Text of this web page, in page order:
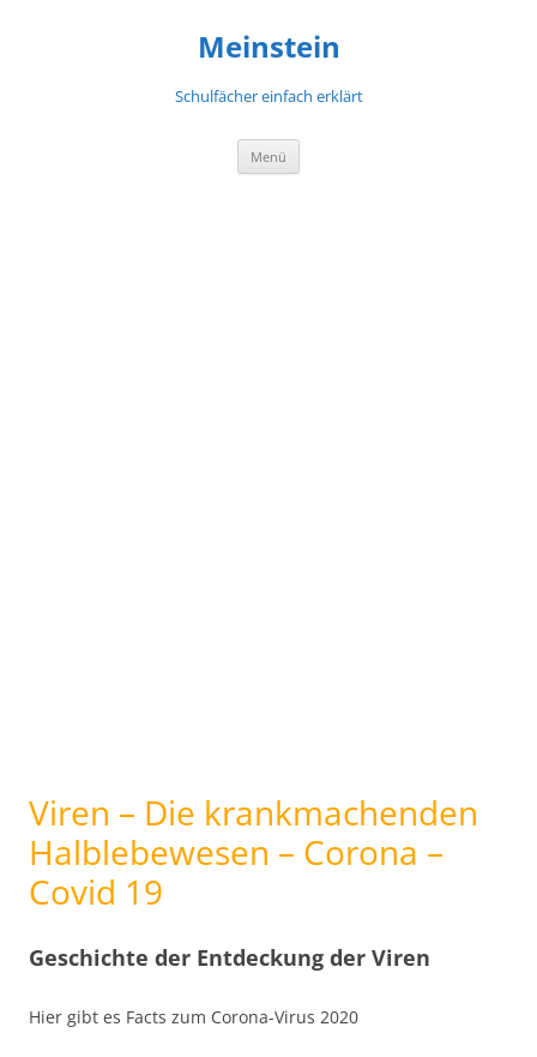
Meinstein
Schulfächer einfach erklärt
Menü
Viren – Die krankmachenden
Halblebewesen – Corona –
Covid 19
Geschichte der Entdeckung der Viren
Hier gibt es Facts zum Corona-Virus 2020